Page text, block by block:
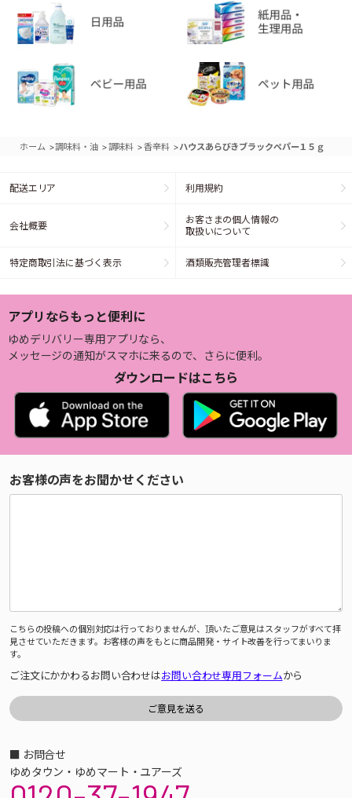
ホーム >調味料・油 >調味料 >香辛料 >ハウスあらびきブラックペパー１５ｇ
配送エリア 利用規約
会社概要
お客さまの個人情報の
取扱いについて
特定商取引法に基づく表示 酒類販売管理者標識
アプリならもっと便利に
ゆめデリバリー専用アプリなら、
メッセージの通知がスマホに来るので、さらに便利。
ダウンロードはこちら
お客様の声をお聞かせください
こちらの投稿への個別対応は行っておりませんが、頂いたご意見はスタッフがすべて拝
見させていただきます。お客様の声をもとに商品開発・サイト改善を行ってまいりま
す。
ご注文にかかわるお問い合わせはお問い合わせ専用フォームから
■ お問合せ
ゆめタウン・ゆめマート・ユアーズ